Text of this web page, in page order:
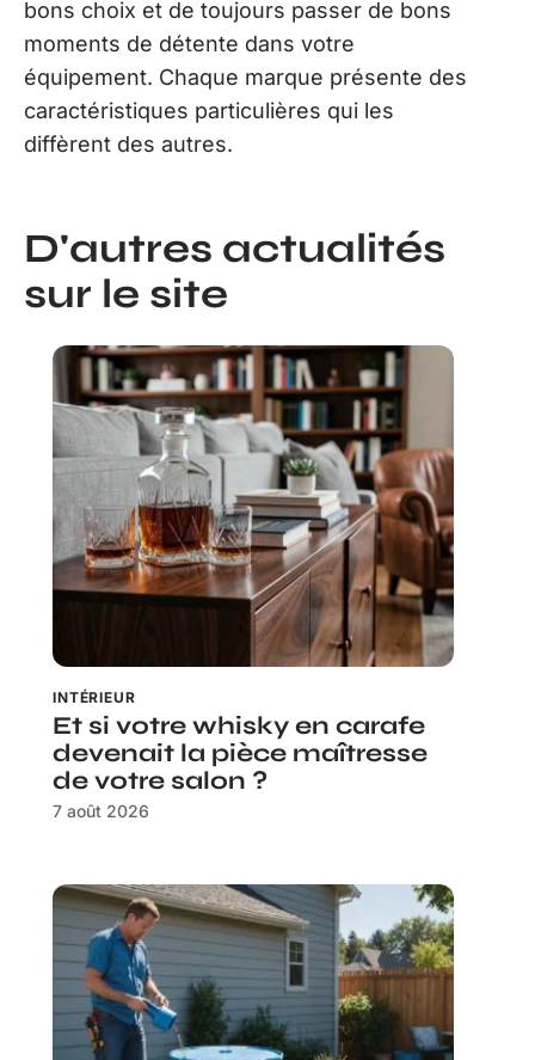
bons choix et de toujours passer de bons
moments de détente dans votre
équipement. Chaque marque présente des
caractéristiques particulières qui les
diffèrent des autres.
D'autres actualités
sur le site
INTÉRIEUR
Et si votre whisky en carafe
devenait la pièce maîtresse
de votre salon ?
7 août 2026